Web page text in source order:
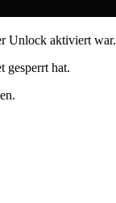
Unlock aktiviert war.
gesperrt hat.